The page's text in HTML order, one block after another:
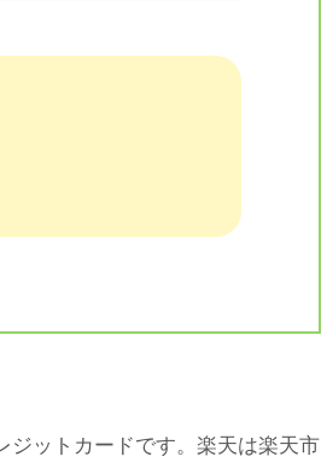
ジットカードです。楽天は楽天市